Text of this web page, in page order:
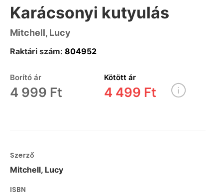
Karácsonyi kutyulás
Mitchell, Lucy
Raktári szám: 804952
Borító ár
4 999 Ft
Kötött ár
4 499 Ft
Szerző
Mitchell, Lucy
ISBN